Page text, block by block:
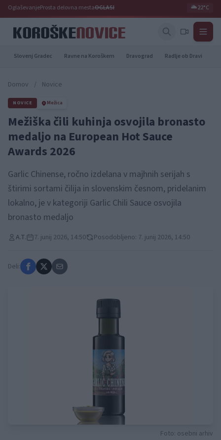
OglaševanjeProsta delovna mestaOGLASI 🌥️22°C
Slovenj Gradec Ravne na Koroškem Dravograd Radlje ob Dravi
Domov / Novice
NOVICE Mežica
Mežiška čili kuhinja osvojila bronasto
medaljo na European Hot Sauce
Awards 2026
Garlic Chinense, ročno izdelana v majhnih serijah s
štirimi sortami čilija in slovenskim česnom, pridelanim
lokalno, je v kategoriji Garlic Chili Sauce osvojila
bronasto medaljo
A.T. 7. junij 2026, 14:50 Posodobljeno: 7. junij 2026, 14:50
Deli:
Foto: osebni arhiv